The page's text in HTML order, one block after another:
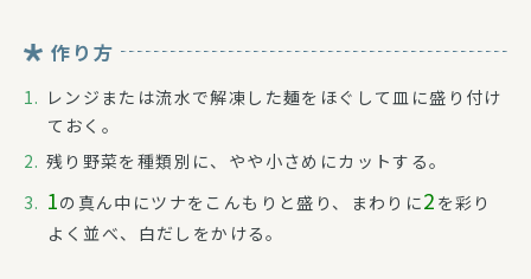
作り方
レンジまたは流水で解凍した麺をほぐして皿に盛り付け
ておく。
残り野菜を種類別に、やや小さめにカットする。
1の真ん中にツナをこんもりと盛り、まわりに2 を彩り
よく並べ、白だしをかける。